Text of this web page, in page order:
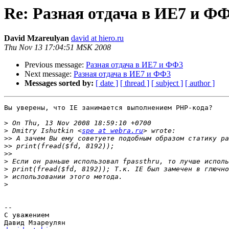
Re: Разная отдача в ИЕ7 и
David Mzareulyan david at hiero.ru
Thu Nov 13 17:04:51 MSK 2008
Previous message: Разная отдача в ИЕ7 и ФФ3
Next message: Разная отдача в ИЕ7 и ФФ3
Messages sorted by: [ date ] [ thread ] [ subject ] [ author ]
Вы уверены, что IE занимается выполнением PHP-кода?
>
> Dmitry Ishutkin <spe at webra.ru
>>
>>
>>
>
>
>
>
--
С уважением